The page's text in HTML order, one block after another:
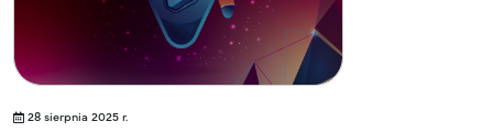
28 sierpnia 2025 r.